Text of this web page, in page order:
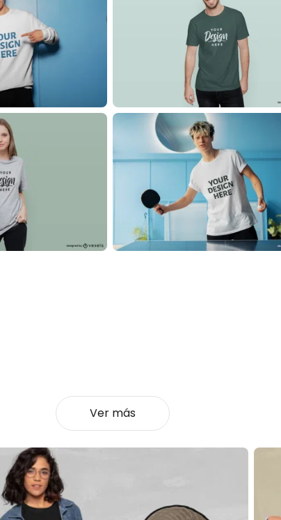
Ver más